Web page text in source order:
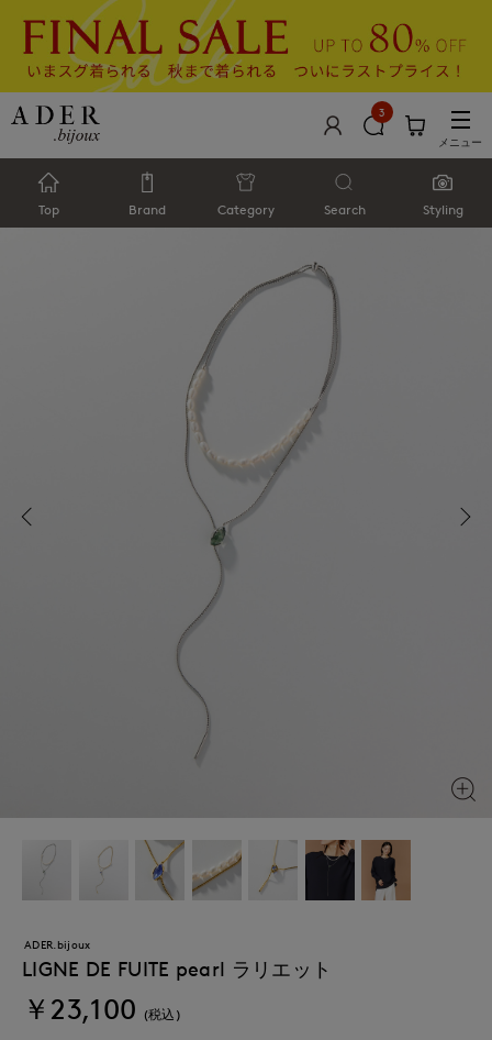
3
メニュー
Top Brand Category Search Styling
ADER.bijoux
LIGNE DE FUITE pearl ラリエット
￥23,100 (税込)